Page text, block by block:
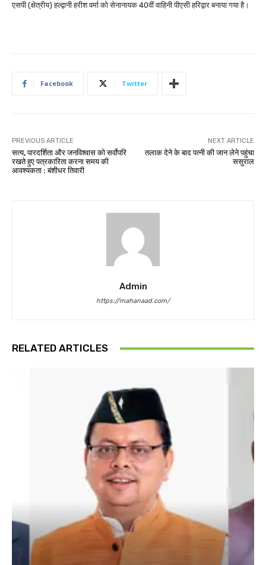
एसपी (क्षेत्रीय) हल्द्वानी हरीश वर्मा को सेनानायक 40वीं वाहिनी पीएसी हरिद्वार बनाया गया है।
Facebook Twitter
PREVIOUS ARTICLE
सत्य, पारदर्शिता और जनविश्वास को सर्वाेपरि
रखते हुए पत्रकारिता करना समय की
आवश्यकता : बंशीधर तिवारी
NEXT ARTICLE
तलाक देने के बाद पत्नी की जान लेने पहुंचा
ससुराल
Admin
https://mahanaad.com/
RELATED ARTICLES